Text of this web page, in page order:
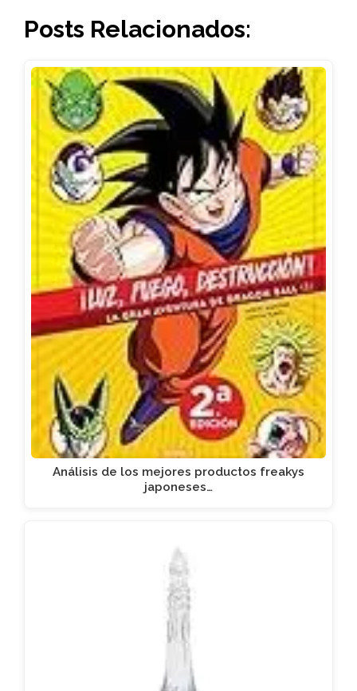
Posts Relacionados:
Análisis de los mejores productos freakys
japoneses…